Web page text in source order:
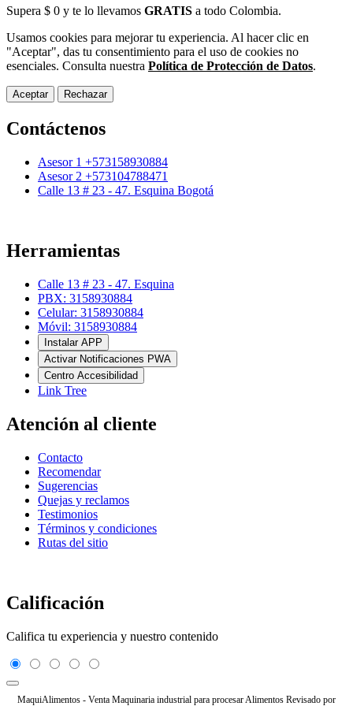
Supera $ 0 y te lo llevamos GRATIS a todo Colombia.
Usamos cookies para mejorar tu experiencia. Al hacer clic en
"Aceptar", das tu consentimiento para el uso de cookies no
esenciales. Consulta nuestra Política de Protección de Datos.
Aceptar Rechazar
Contáctenos
Asesor 1 +573158930884
Asesor 2 +573104788471
Calle 13 # 23 - 47. Esquina Bogotá
Herramientas
Calle 13 # 23 - 47. Esquina
PBX: 3158930884
Celular: 3158930884
Móvil: 3158930884
Instalar APP
Activar Notificaciones PWA
Centro Accesibilidad
Link Tree
Atención al cliente
Contacto
Recomendar
Sugerencias
Quejas y reclamos
Testimonios
Términos y condiciones
Rutas del sitio
Calificación
Califica tu experiencia y nuestro contenido
MaquiAlimentos - Venta Maquinaria industrial para procesar Alimentos Revisado por